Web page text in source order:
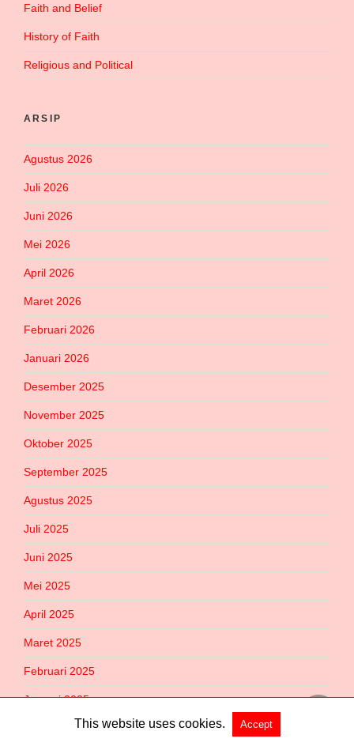
Faith and Belief
History of Faith
Religious and Political
ARSIP
Agustus 2026
Juli 2026
Juni 2026
Mei 2026
April 2026
Maret 2026
Februari 2026
Januari 2026
Desember 2025
November 2025
Oktober 2025
September 2025
Agustus 2025
Juli 2025
Juni 2025
Mei 2025
April 2025
Maret 2025
Februari 2025
Januari 2025
Desember 2024This website uses cookies. Accept